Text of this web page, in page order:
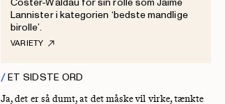
Lannister i kategorien ‘bedste mandlige
birolle’.
VARIETY
ET SIDSTE ORD
Ja, det er så dumt, at det måske vil virke, tænkte